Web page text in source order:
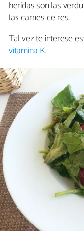
heridas son las
las carnes de res.
Tal vez te interese
vitamina K.